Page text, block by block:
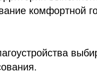
комфортной